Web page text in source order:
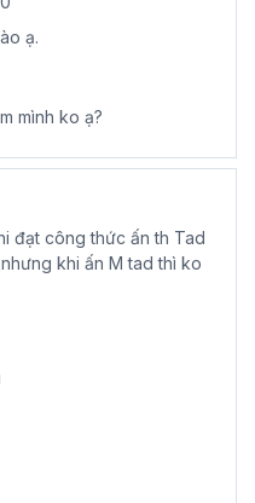
ạ.
mình ko ạ?
đạt công thức ấn th Tad
khi ấn M tad thì ko